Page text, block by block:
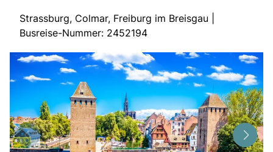
Start
Mehrtagesreisen
Tagesreisen
Bus anmieten
Service
Strassburg, Colmar, Freiburg im Breisgau |
Busreise-Nummer: 2452194